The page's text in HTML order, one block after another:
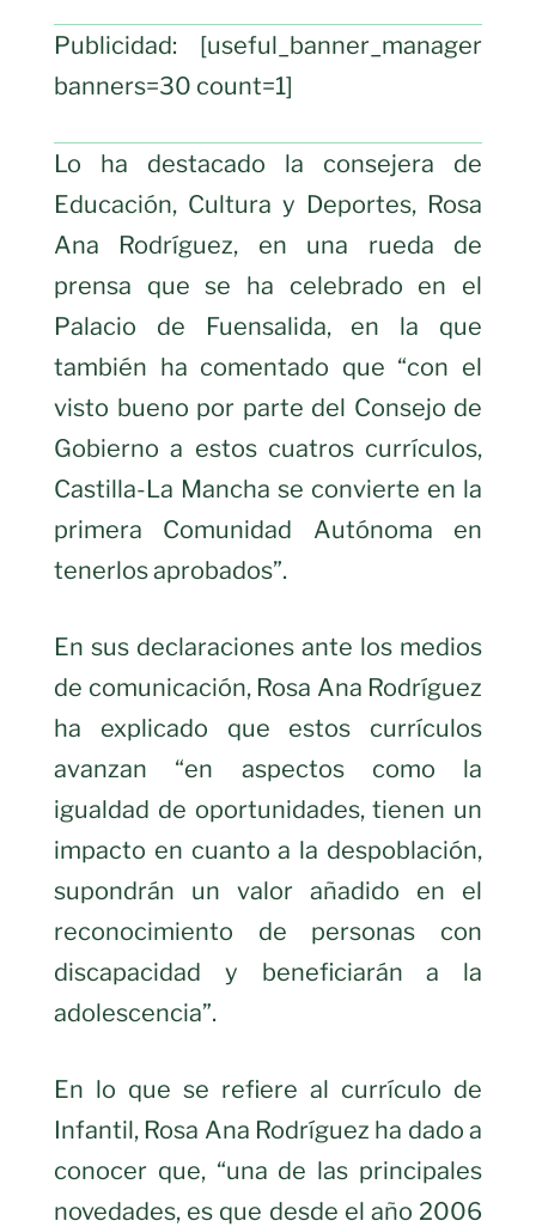
Publicidad: [useful_banner_manager
banners=30 count=1]
Lo ha destacado la consejera de
Educación, Cultura y Deportes, Rosa
Ana Rodríguez, en una rueda de
prensa que se ha celebrado en el
Palacio de Fuensalida, en la que
también ha comentado que “con el
visto bueno por parte del Consejo de
Gobierno a estos cuatros currículos,
Castilla-La Mancha se convierte en la
primera Comunidad Autónoma en
tenerlos aprobados”.
En sus declaraciones ante los medios
de comunicación, Rosa Ana Rodríguez
ha explicado que estos currículos
avanzan “en aspectos como la
igualdad de oportunidades, tienen un
impacto en cuanto a la despoblación,
supondrán un valor añadido en el
reconocimiento de personas con
discapacidad y beneficiarán a la
adolescencia”.
En lo que se refiere al currículo de
Infantil, Rosa Ana Rodríguez ha dado a
conocer que, “una de las principales
novedades, es que desde el año 2006